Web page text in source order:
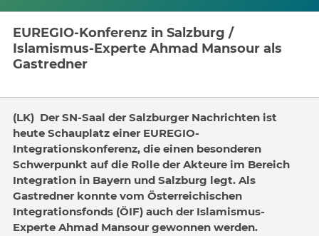
EUREGIO-Konferenz in Salzburg /
Islamismus-Experte Ahmad Mansour als
Gastredner
(LK) Der SN-Saal der Salzburger Nachrichten ist
heute Schauplatz einer EUREGIO-
Integrationskonferenz, die einen besonderen
Schwerpunkt auf die Rolle der Akteure im Bereich
Integration in Bayern und Salzburg legt. Als
Gastredner konnte vom Österreichischen
Integrationsfonds (ÖIF) auch der Islamismus-
Experte Ahmad Mansour gewonnen werden.